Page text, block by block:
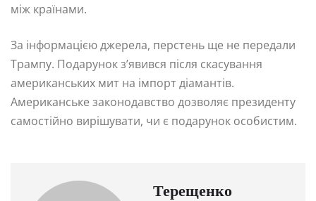
між країнами.
За інформацією джерела, перстень ще не передали
Трампу. Подарунок з’явився після скасування
американських мит на імпорт діамантів.
Американське законодавство дозволяє президенту
самостійно вирішувати, чи є подарунок особистим.
Терещенко